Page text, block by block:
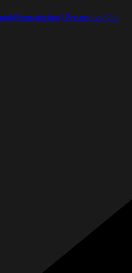
| Perspective One